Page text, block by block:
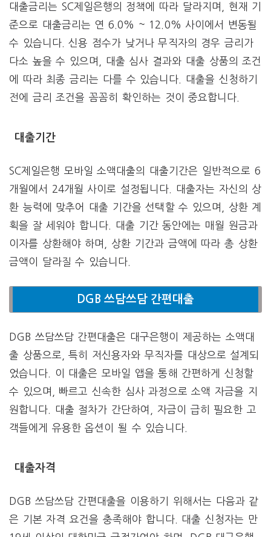
대출금리는 SC제일은행의 정책에 따라 달라지며, 현재 기
준으로 대출금리는 연 6.0% ~ 12.0% 사이에서 변동될
수 있습니다. 신용 점수가 낮거나 무직자의 경우 금리가
다소 높을 수 있으며, 대출 심사 결과와 대출 상품의 조건
에 따라 최종 금리는 다를 수 있습니다. 대출을 신청하기
전에 금리 조건을 꼼꼼히 확인하는 것이 중요합니다.
대출기간
SC제일은행 모바일 소액대출의 대출기간은 일반적으로 6
개월에서 24개월 사이로 설정됩니다. 대출자는 자신의 상
환 능력에 맞추어 대출 기간을 선택할 수 있으며, 상환 계
획을 잘 세워야 합니다. 대출 기간 동안에는 매월 원금과
이자를 상환해야 하며, 상환 기간과 금액에 따라 총 상환
금액이 달라질 수 있습니다.
DGB 쓰담쓰담 간편대출
DGB 쓰담쓰담 간편대출은 대구은행이 제공하는 소액대
출 상품으로, 특히 저신용자와 무직자를 대상으로 설계되
었습니다. 이 대출은 모바일 앱을 통해 간편하게 신청할
수 있으며, 빠르고 신속한 심사 과정으로 소액 자금을 지
원합니다. 대출 절차가 간단하여, 자금이 급히 필요한 고
객들에게 유용한 옵션이 될 수 있습니다.
대출자격
DGB 쓰담쓰담 간편대출을 이용하기 위해서는 다음과 같
은 기본 자격 요건을 충족해야 합니다. 대출 신청자는 만